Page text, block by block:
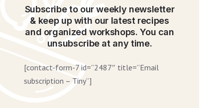
Subscribe to our weekly newsletter
& keep up with our latest recipes
and organized workshops. You can
unsubscribe at any time.
[contact-form-7 id=”2487″ title=”Email
subscription – Tiny”]